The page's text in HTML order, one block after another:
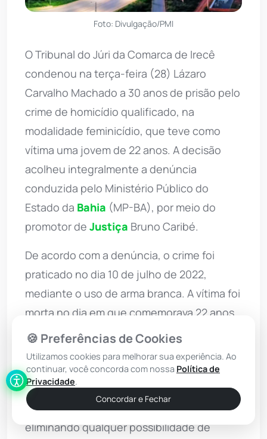
Foto: Divulgação/PMI
O Tribunal do Júri da Comarca de Irecê
condenou na terça-feira (28) Lázaro
Carvalho Machado a 30 anos de prisão pelo
crime de homicídio qualificado, na
modalidade feminicídio, que teve como
vítima uma jovem de 22 anos. A decisão
acolheu integralmente a denúncia
conduzida pelo Ministério Público do
Estado da Bahia (MP-BA), por meio do
promotor de Justiça Bruno Caribé.
De acordo com a denúncia, o crime foi
praticado no dia 10 de julho de 2022,
mediante o uso de arma branca. A vítima foi
morta no dia em que comemorava 22 anos,
dentro de uma residência, na presença de
crianças, uma delas seu filho. Durante o
julgamento, os jurados reconheceram que
o crime foi cometido por motivo fútil
(ciúmes), praticado de forma cruel,
eliminando qualquer possibilidade de
🍪 Preferências de Cookies
Utilizamos cookies para melhorar sua experiência. Ao
continuar, você concorda com nossa Política de
Privacidade.
Concordar e Fechar